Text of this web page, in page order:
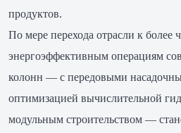
продуктов.
По мере перехода отрасли к более
энергоэффективным операциям
колонн — с передовыми
оптимизацией вычислительной
модульным строительством —